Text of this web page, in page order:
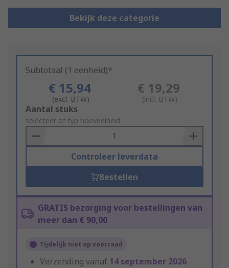
Bekijk deze categorie
Subtotaal (1 eenheid)*
€ 15,94
(excl. BTW)
€ 19,29
(incl. BTW)
Add
to
Basket
Aantal stuks
selecteer of typ hoeveelheid
Controleer leverdata
Bestellen
GRATIS bezorging voor bestellingen van
meer dan € 90,00
Tijdelijk niet op voorraad
Verzending vanaf 14 september 2026